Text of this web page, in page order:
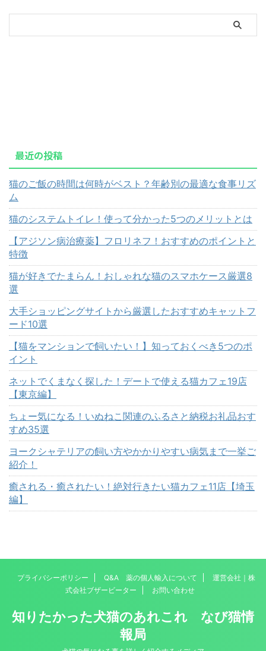
最近の投稿
猫のご飯の時間は何時がベスト？年齢別の最適な食事リズ
ム
猫のシステムトイレ！使って分かった5つのメリットとは
【アジソン病治療薬】フロリネフ！おすすめのポイントと
特徴
猫が好きでたまらん！おしゃれな猫のスマホケース厳選8
選
大手ショッピングサイトから厳選したおすすめキャットフ
ード10選
【猫をマンションで飼いたい！】知っておくべき5つのポ
イント
ネットでくまなく探した！デートで使える猫カフェ19店
【東京編】
ちょー気になる！いぬねこ関連のふるさと納税お礼品おす
すめ35選
ヨークシャテリアの飼い方やかかりやすい病気まで一挙ご
紹介！
癒される・癒されたい！絶対行きたい猫カフェ11店【埼玉
編】
プライバシーポリシー Q&A 薬の個人輸入について
運営会社｜株
式会社ブザービーター
お問い合わせ
知りたかった犬猫のあれこれ なび猫情
報局